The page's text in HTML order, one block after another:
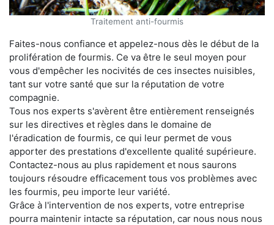
Traitement anti-fourmis
Faites-nous confiance et appelez-nous dès le début de la
prolifération de fourmis. Ce va être le seul moyen pour
vous d'empêcher les nocivités de ces insectes nuisibles,
tant sur votre santé que sur la réputation de votre
compagnie.
Tous nos experts s'avèrent être entièrement renseignés
sur les directives et règles dans le domaine de
l'éradication de fourmis, ce qui leur permet de vous
apporter des prestations d'excellente qualité supérieure.
Contactez-nous au plus rapidement et nous saurons
toujours résoudre efficacement tous vos problèmes avec
les fourmis, peu importe leur variété.
Grâce à l'intervention de nos experts, votre entreprise
pourra maintenir intacte sa réputation, car nous nous nous